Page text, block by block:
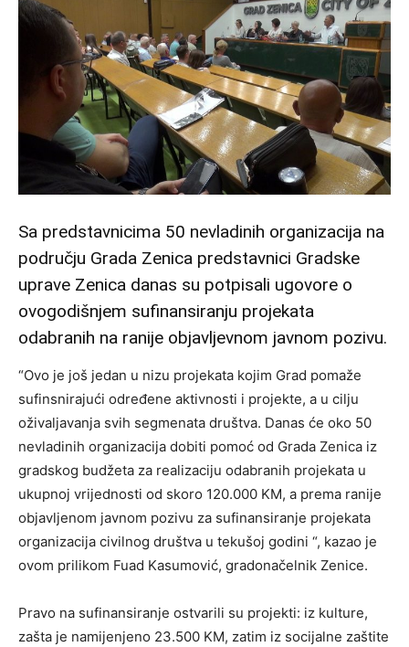
Sa predstavnicima 50 nevladinih organizacija na
području Grada Zenica predstavnici Gradske
uprave Zenica danas su potpisali ugovore o
ovogodišnjem sufinansiranju projekata
odabranih na ranije objavljevnom javnom pozivu.
“Ovo je još jedan u nizu projekata kojim Grad pomaže
sufinsnirajući određene aktivnosti i projekte, a u cilju
oživaljavanja svih segmenata društva. Danas će oko 50
nevladinih organizacija dobiti pomoć od Grada Zenica iz
gradskog budžeta za realizaciju odabranih projekata u
ukupnoj vrijednosti od skoro 120.000 KM, a prema ranije
objavljenom javnom pozivu za sufinansiranje projekata
organizacija civilnog društva u tekušoj godini “, kazao je
ovom prilikom Fuad Kasumović, gradonačelnik Zenice.
Pravo na sufinansiranje ostvarili su projekti: iz kulture,
zašta je namijenjeno 23.500 KM, zatim iz socijalne zaštite